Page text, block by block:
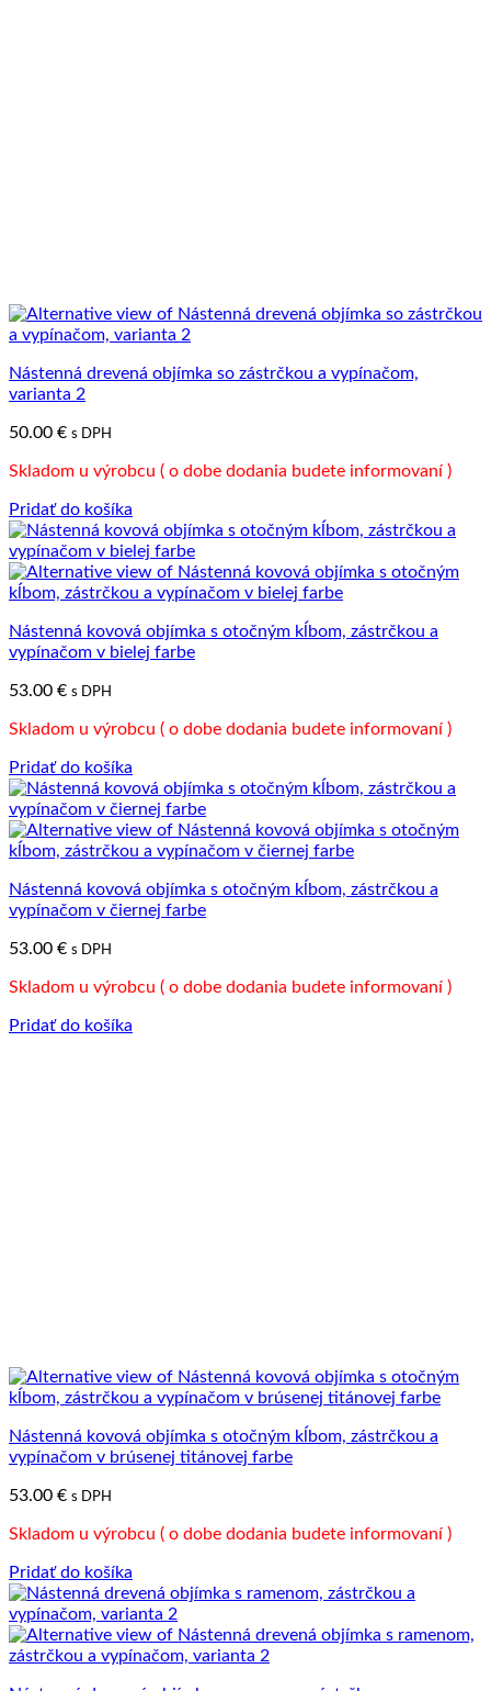
Nástenná drevená objímka so zástrčkou a vypínačom,
varianta 2
50.00 € s DPH
Skladom u výrobcu ( o dobe dodania budete informovaní )
Pridať do košíka
Nástenná kovová objímka s otočným kĺbom, zástrčkou a
vypínačom v bielej farbe
53.00 € s DPH
Skladom u výrobcu ( o dobe dodania budete informovaní )
Pridať do košíka
Nástenná kovová objímka s otočným kĺbom, zástrčkou a
vypínačom v čiernej farbe
53.00 € s DPH
Skladom u výrobcu ( o dobe dodania budete informovaní )
Pridať do košíka
Nástenná kovová objímka s otočným kĺbom, zástrčkou a
vypínačom v brúsenej titánovej farbe
53.00 € s DPH
Skladom u výrobcu ( o dobe dodania budete informovaní )
Pridať do košíka